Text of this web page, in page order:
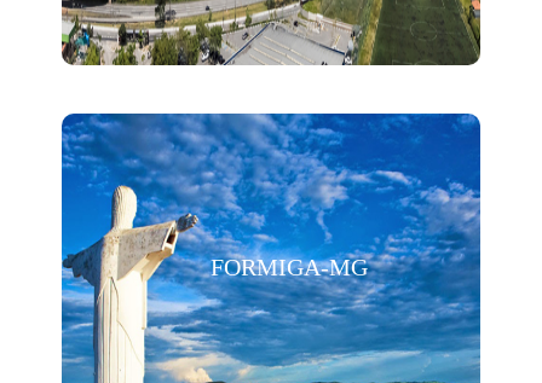
FORMIGA-MG